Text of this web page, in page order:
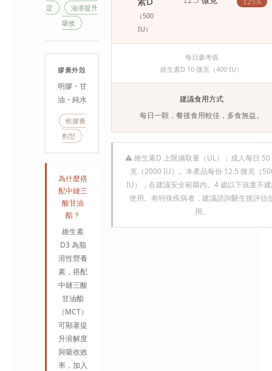
定
油溶提升
吸收
膠囊外殼
明膠・甘
油・純水
軟膠囊
劑型
為什麼搭
配中鏈三
酸甘油
酯？
維生素
D3 為脂
溶性營養
素，搭配
中鏈三酸
甘油酯
（MCT）
可顯著提
升溶解度
與吸收效
率，加入
（500
IU）
125%
每日參考值
維生素D 10 微克（400 IU）
建議食用方式
每日一顆，餐後食用較佳，多食無益。
⚠ 維生素D 上限攝取量（UL）：成人每日 50
克（2000 IU）。本產品每份 12.5 微克（
IU），在建議安全範圍內。4 歲以下孩童不
使用。有特殊疾病者，建議諮詢醫生後評估
用。